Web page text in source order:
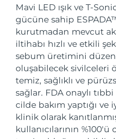
Mavi LED ışık ve T-
gücüne sahip
kurutmadan mevcut
iltihabı hızlı ve etkili
sebum üretimini
oluşabilecek sivilceleri
temiz, sağlıklı ve
sağlar. FDA onaylı
cilde bakım yaptığı ve
klinik olarak
kullanıcılarının
Anti-aging
LUNA™ 4
Massage, LED
LUNA™ 4
For men, anti-
Microcurrent
BEAR™ 2
Microcurrent
BEAR™ 2
Microcurrent
Nemlendirme
UFO™ 3
Deep facial
UFO™ 3
Near-infrared
device
issa™ 4
Hybrid silicone
issa™ 4
Smart hybrid
FAQ™ YAŞLANMA
Yaşlanma karşıtı
Bahreyn
Belçika
Bermuda
Bosna-Hersek